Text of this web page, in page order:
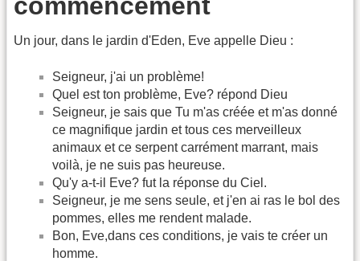
Un jour, dans le jardin d'Eden, Eve appelle Dieu :
Seigneur, j'ai un problème!
Quel est ton problème, Eve? répond Dieu
Seigneur, je sais que Tu m'as créée et m'as donné
ce magnifique jardin et tous ces merveilleux
animaux et ce serpent carrément marrant, mais
voilà, je ne suis pas heureuse.
Qu'y a-t-il Eve? fut la réponse du Ciel.
Seigneur, je me sens seule, et j'en ai ras le bol des
pommes, elles me rendent malade.
Bon, Eve,dans ces conditions, je vais te créer un
homme.